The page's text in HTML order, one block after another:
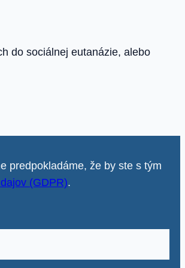
do sociálnej eutanázie, alebo
predpokladáme, že by ste s tým
(GDPR).